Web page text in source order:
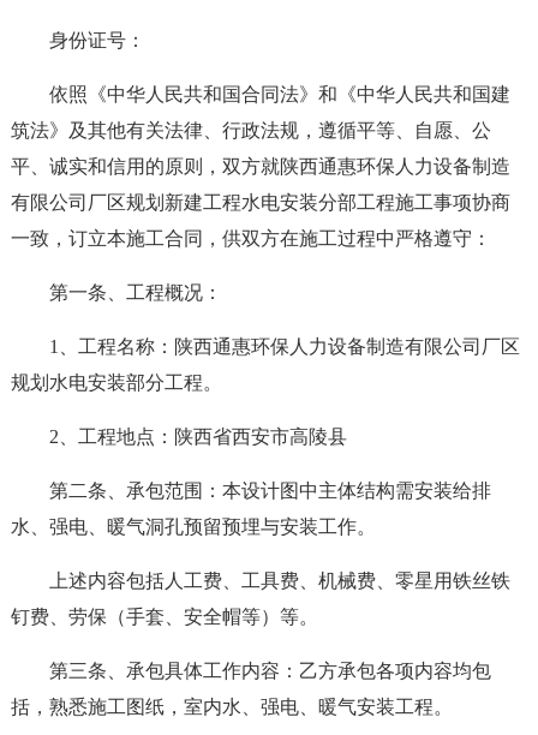
身份证号：
依照《中华人民共和国合同法》和《中华人民共和国建
筑法》及其他有关法律、行政法规，遵循平等、自愿、公
平、诚实和信用的原则，双方就陕西通惠环保人力设备制造
有限公司厂区规划新建工程水电安装分部工程施工事项协商
一致，订立本施工合同，供双方在施工过程中严格遵守：
第一条、工程概况：
1、工程名称：陕西通惠环保人力设备制造有限公司厂区
规划水电安装部分工程。
2、工程地点：陕西省西安市高陵县
第二条、承包范围：本设计图中主体结构需安装给排
水、强电、暖气洞孔预留预埋与安装工作。
上述内容包括人工费、工具费、机械费、零星用铁丝铁
钉费、劳保（手套、安全帽等）等。
第三条、承包具体工作内容：乙方承包各项内容均包
括，熟悉施工图纸，室内水、强电、暖气安装工程。